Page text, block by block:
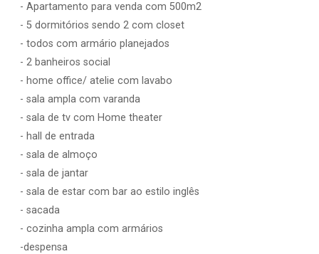
- Apartamento para venda com 500m2
- 5 dormitórios sendo 2 com closet
- todos com armário planejados
- 2 banheiros social
- home office/ atelie com lavabo
- sala ampla com varanda
- sala de tv com Home theater
- hall de entrada
- sala de almoço
- sala de jantar
- sala de estar com bar ao estilo inglês
- sacada
- cozinha ampla com armários
-despensa